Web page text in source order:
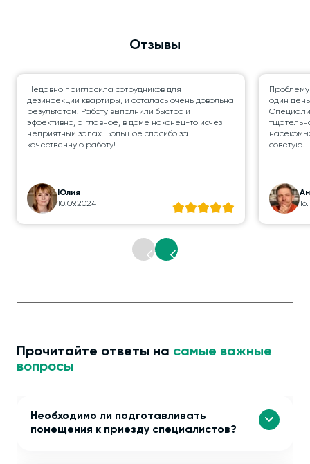
Отзывы
Недавно пригласила сотрудников для
дезинфекции квартиры, и осталась очень довольна
результатом. Работу выполнили быстро и
эффективно, а главное, в доме наконец-то исчез
неприятный запах. Большое спасибо за
качественную работу!
Юлия
10.09.2024
один
советую.
Прочитайте ответы на самые важные
вопросы
Необходимо ли подготавливать
помещения к приезду специалистов?